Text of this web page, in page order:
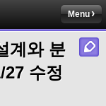
Menu
계와 분
수정